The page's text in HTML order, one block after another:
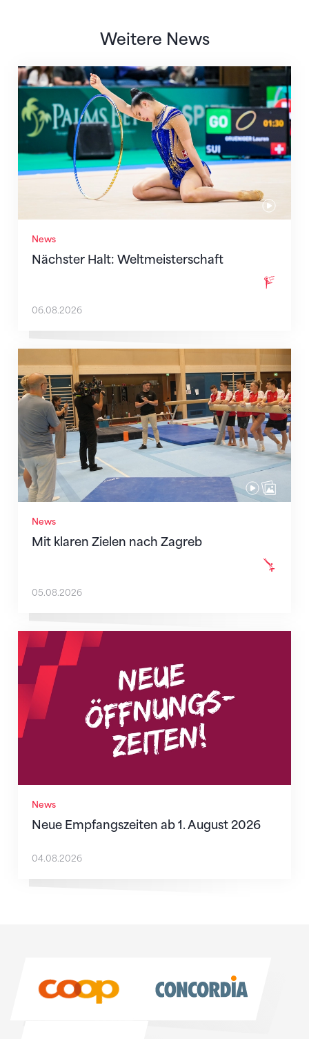
Weitere News
News
Nächster Halt: Weltmeisterschaft
Nächster Halt: Weltmeisterschaft
06.08.2026
News
Mit klaren Zielen nach Zagreb
Mit klaren Zielen nach Zagreb
05.08.2026
News
Neue Empfangszeiten ab 1. August 2026
Neue Empfangszeiten ab 1. August 2026
04.08.2026